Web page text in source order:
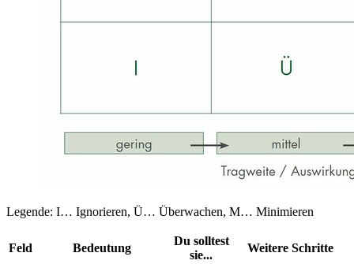
Legende: I… Ignorieren, Ü… Überwachen, M… Minimieren
Feld Bedeutung
Du solltest
sie...
Weitere Schritte